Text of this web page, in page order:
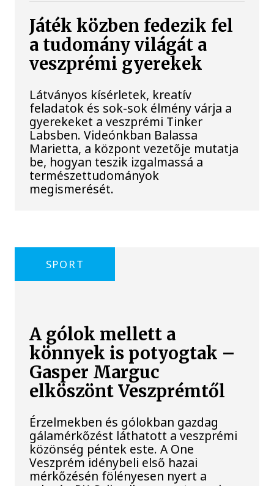
Játék közben fedezik fel
a tudomány világát a
veszprémi gyerekek
Látványos kísérletek, kreatív
feladatok és sok-sok élmény várja a
gyerekeket a veszprémi Tinker
Labsben. Videónkban Balassa
Marietta, a központ vezetője mutatja
be, hogyan teszik izgalmassá a
természettudományok
megismerését.
SPORT
A gólok mellett a
könnyek is potyogtak –
Gasper Marguc
elköszönt Veszprémtől
Érzelmekben és gólokban gazdag
gálamérkőzést láthatott a veszprémi
közönség péntek este. A One
Veszprém idénybeli első hazai
mérkőzésén fölényesen nyert a